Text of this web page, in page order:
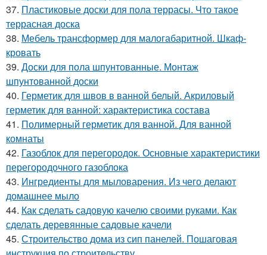
37. Пластиковые доски для пола террасы. Что такое
террасная доска
38. Мебель трансформер для малогабаритной. Шкаф-
кровать
39. Доски для пола шпунтованные. Монтаж
шпунтованной доски
40. Герметик для швов в ванной белый. Акриловый
герметик для ванной: характеристика состава
41. Полимерный герметик для ванной. Для ванной
комнаты
42. Газоблок для перегородок. Основные характеристики
перегородочного газоблока
43. Ингредиенты для мыловарения. Из чего делают
домашнее мыло
44. Как сделать садовую качелю своими руками. Как
сделать деревянные садовые качели
45. Строительство дома из сип панелей. Пошаговая